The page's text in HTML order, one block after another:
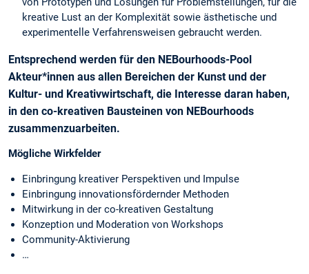
kreative Lust an der Komplexität sowie ästhetische und
experimentelle Verfahrensweisen gebraucht werden.
Entsprechend werden für den NEBourhoods-Pool
Akteur*innen aus allen Bereichen der Kunst und der
Kultur- und Kreativwirtschaft, die Interesse daran haben,
in den co-kreativen Bausteinen von NEBourhoods
zusammenzuarbeiten.
Mögliche Wirkfelder
Einbringung kreativer Perspektiven und Impulse
Einbringung innovationsfördernder Methoden
Mitwirkung in der co-kreativen Gestaltung
Konzeption und Moderation von Workshops
Community-Aktivierung
…